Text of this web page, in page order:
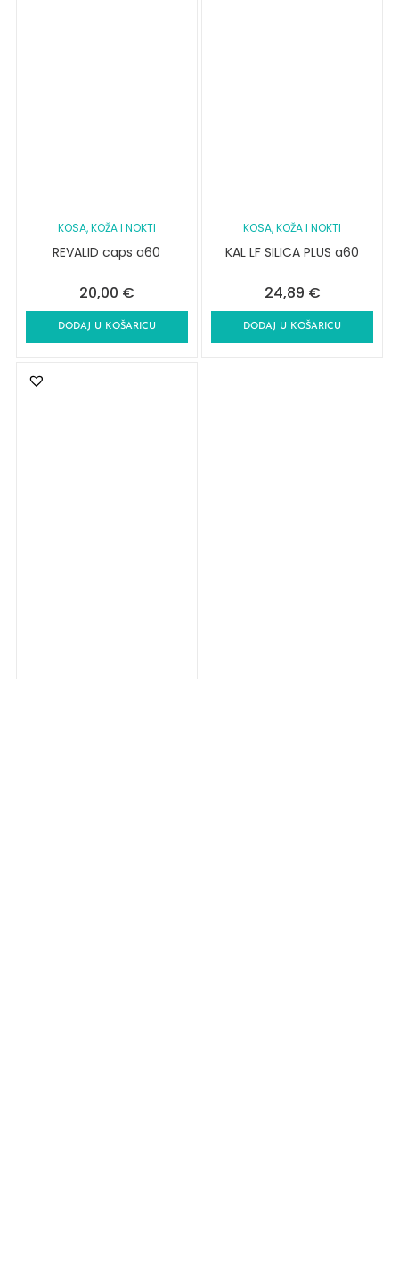
KOSA, KOŽA I NOKTI
REVALID caps a60
20,00 €
DODAJ U KOŠARICU
KOSA, KOŽA I NOKTI
KAL LF SILICA PLUS a60
24,89 €
DODAJ U KOŠARICU